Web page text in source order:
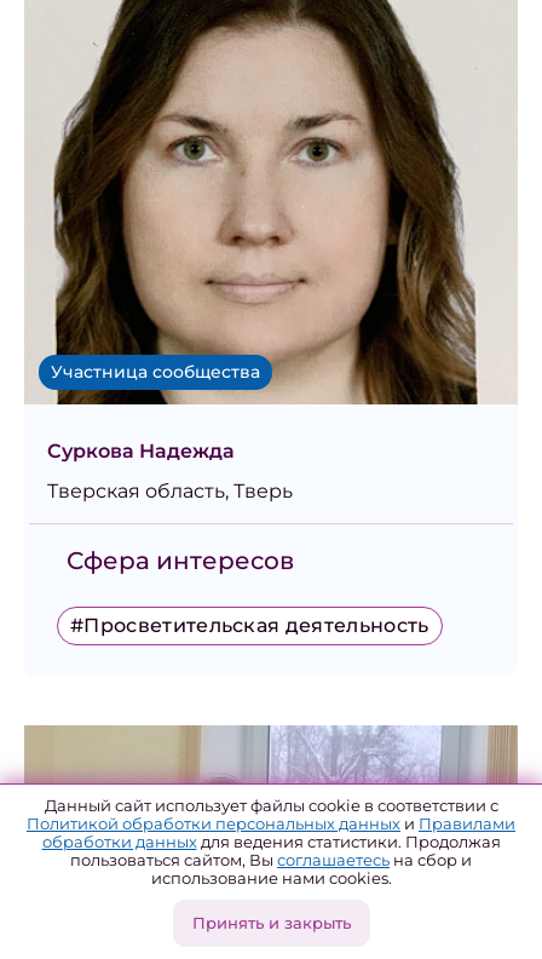
Участница сообщества
Суркова Надежда
Тверская область, Тверь
Сфера интересов
#Просветительская деятельность
Данный сайт использует файлы cookie в соответствии с
Политикой обработки персональных данных и Правилами
обработки данныхдля ведения статистики. Продолжая
пользоваться сайтом, Вы соглашаетесь на сбор и
использование нами cookies.
Принять и закрыть